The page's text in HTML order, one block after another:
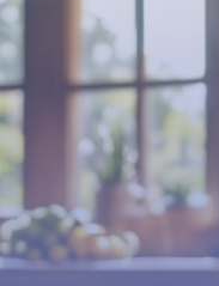
17 juin 2026